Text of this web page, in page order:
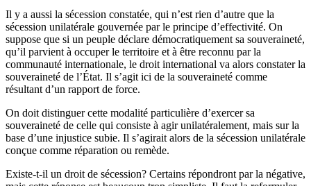
Il y a aussi la sécession constatée, qui n’est rien d’autre que la
sécession unilatérale gouvernée par le principe d’effectivité. On
suppose que si un peuple déclare démocratiquement sa souveraineté,
qu’il parvient à occuper le territoire et à être reconnu par la
communauté internationale, le droit international va alors constater la
souveraineté de l’État. Il s’agit ici de la souveraineté comme
résultant d’un rapport de force.
On doit distinguer cette modalité particulière d’exercer sa
souveraineté de celle qui consiste à agir unilatéralement, mais sur la
base d’une injustice subie. Il s’agirait alors de la sécession unilatérale
conçue comme réparation ou remède.
Existe-t-il un droit de sécession? Certains répondront par la négative,